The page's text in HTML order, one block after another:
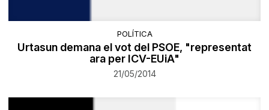
POLÍTICA
Urtasun demana el vot del PSOE, "representat
ara per ICV-EUiA"
21/05/2014